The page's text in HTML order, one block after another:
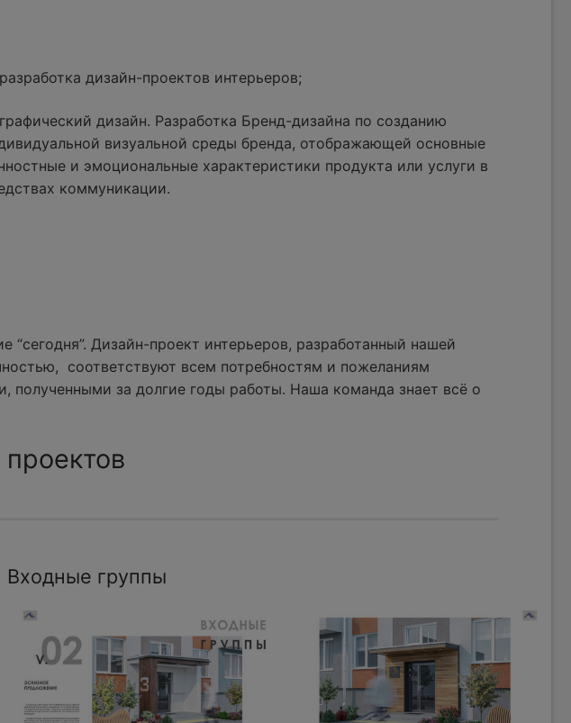
дизайн-проектов интерьеров;
дизайн. Разработка Бренд-дизайна по созданию
визуальной среды бренда, отображающей основные
и эмоциональные характеристики продукта или услуги в
коммуникации.
Дизайн-проект интерьеров, разработанный нашей
соответствуют всем потребностям и пожеланиям
полученными за долгие годы работы. Наша команда знает всё о
Входные группы